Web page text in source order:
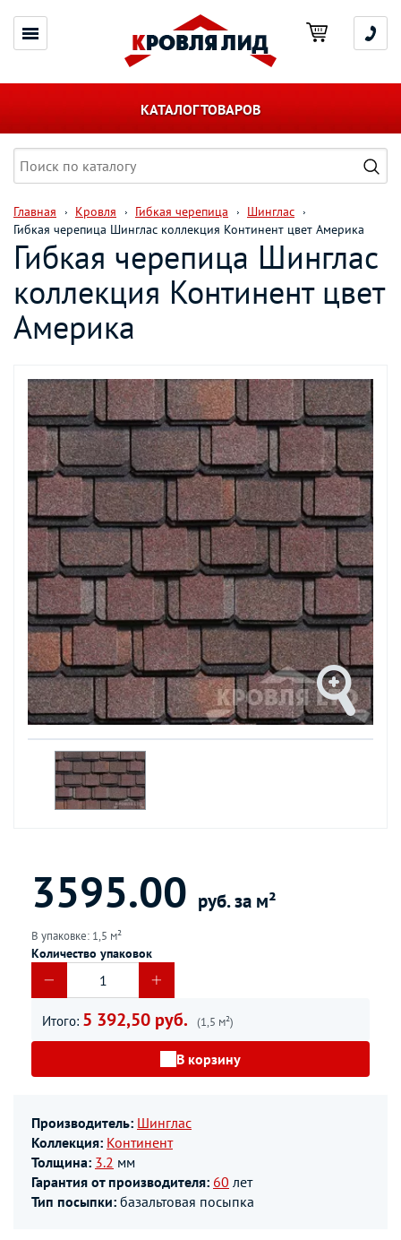
КАТАЛОГ ТОВАРОВ
Главная Кровля Гибкая черепица
Шинглас
Гибкая черепица Шинглас коллекция Континент цвет Америка
Гибкая черепица Шинглас
коллекция Континент цвет
Америка
3595.00 руб. за м²
В упаковке: 1,5 м²
Количество упаковок
Итого: 5 392,50 руб. (1,5 м²)
В корзину
Производитель: Шинглас
Коллекция: Континент
Толщина: 3.2 мм
Гарантия от производителя: 60 лет
Тип посыпки: базальтовая посыпка